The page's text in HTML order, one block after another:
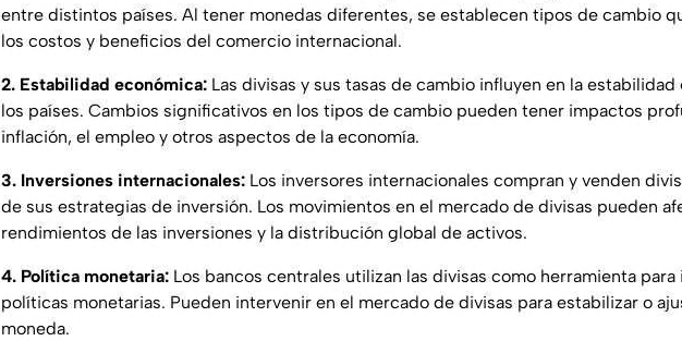
entre distintos países. Al tener monedas diferentes, se establecen tipos de cambio
los costos y beneficios del comercio internacional.
2. Estabilidad económica: Las divisas y sus tasas de cambio influyen en la
los países. Cambios significativos en los tipos de cambio pueden tener impactos
inflación, el empleo y otros aspectos de la economía.
3. Inversiones internacionales: Los inversores internacionales compran y venden
de sus estrategias de inversión. Los movimientos en el mercado de divisas pueden
rendimientos de las inversiones y la distribución global de activos.
4. Política monetaria: Los bancos centrales utilizan las divisas como herramienta
políticas monetarias. Pueden intervenir en el mercado de divisas para estabilizar o
moneda.